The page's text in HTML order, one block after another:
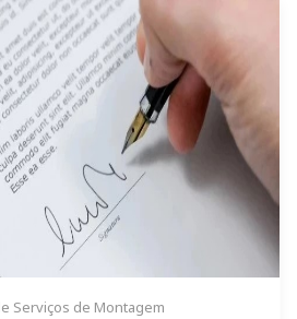
Serviços de Montagem